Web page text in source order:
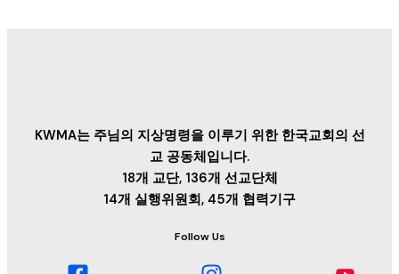
KWMA는 주님의 지상명령을 이루기 위한 한국교회의 선
교 공동체입니다.
18개 교단, 136개 선교단체
14개 실행위원회, 45개 협력기구
Follow Us